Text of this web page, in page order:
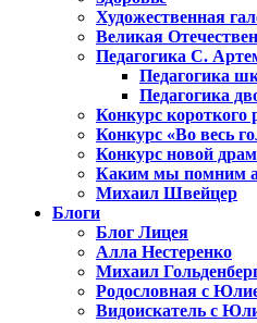
Художественная
Великая
Педагогика С.
Педагогика
Педагогика
Конкурс короткого
Конкурс «Во весь
Конкурс новой
Каким мы помним
Михаил Швейцер
Блоги
Блог Лицея
Алла Нестеренко
Михаил
Родословная с
Видоискатель с